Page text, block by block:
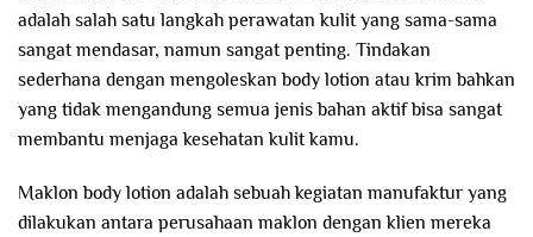
adalah salah satu langkah perawatan kulit yang sama-sama
sangat mendasar, namun sangat penting. Tindakan
sederhana dengan mengoleskan body lotion atau krim bahkan
yang tidak mengandung semua jenis bahan aktif bisa sangat
membantu menjaga kesehatan kulit kamu.
Maklon body lotion adalah sebuah kegiatan manufaktur yang
dilakukan antara perusahaan maklon dengan klien mereka